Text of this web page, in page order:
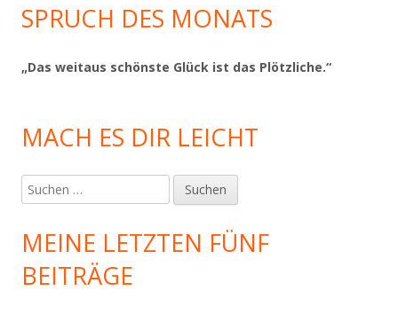
SPRUCH DES MONATS
„Das weitaus schönste Glück ist das Plötzliche.“
MACH ES DIR LEICHT
Suchen
nach:
MEINE LETZTEN FÜNF
BEITRÄGE